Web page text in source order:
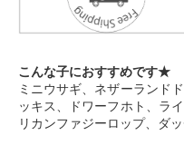
こんな子におすすめです★
ミニウサギ、ネザーランド
ッキス、ドワーフホト、ラ
リカンファジーロップ、ダ